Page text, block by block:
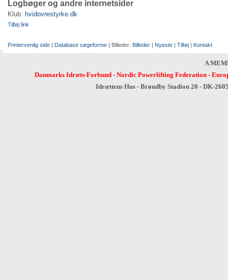
Logbøger og andre internetsider
Klub: hvidovrestyrke.dk
Tilføj link
Printervenlig side | Database søgeforme | Billeder: Billeder | Nyeste | Tilføj | Kontakt
A
Danmarks Idræts-Forbund- Nordic Powerlifting Federation-
Idrættens Hus - Brøndby Stadion 20 - DK-